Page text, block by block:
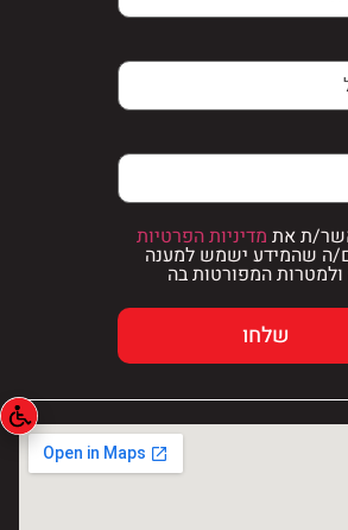
ת את מדיניות הפרטיות
ה שהמידע ישמש למענה
ולמטרות המפורטות בה